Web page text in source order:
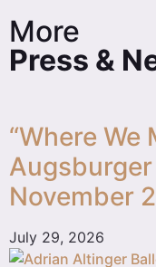
More
Press &
“Where We
November
July 29, 2026